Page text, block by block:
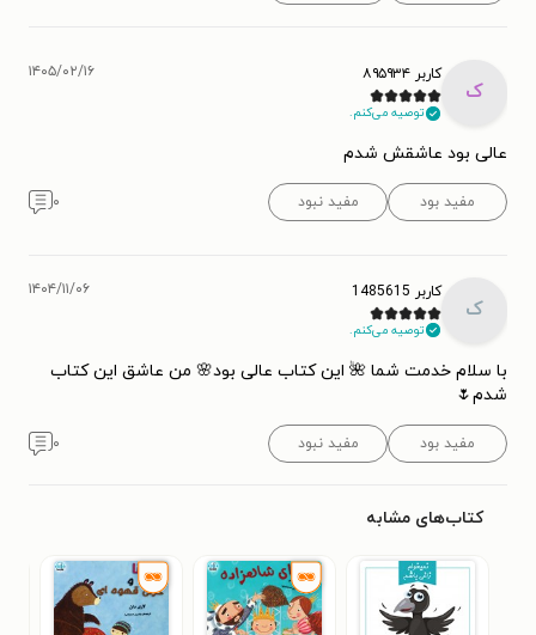
ک
کاربر ۸۹۵۹۳۴
توصیه می‌کنم.
۱۴۰۵/۰۲/۱۶
عالی بود عاشقش شدم
مفید بود مفید نبود ۰
ک
کاربر 1485615
توصیه می‌کنم.
۱۴۰۴/۱۱/۰۶
با سلام خدمت شما 🌺 این کتاب عالی بود🌸 من عاشق این کتاب
شدم🌷
مفید بود مفید نبود ۰
کتاب‌های مشابه